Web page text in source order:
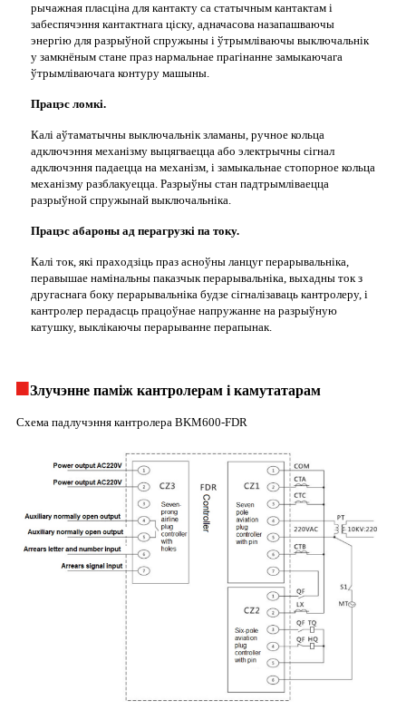
рычажная пласціна для кантакту са статычным кантактам і
забеспячэння кантактнага ціску, адначасова назапашваючы
энергію для разрыўной спружыны і ўтрымліваючы выключальнік
у замкнёным стане праз нармальнае прагінанне замыкаючага
ўтрымліваючага контуру машыны.
Працэс ломкі.
Калі аўтаматычны выключальнік зламаны, ручное кольца
адключэння механізму выцягваецца або электрычны сігнал
адключэння падаецца на механізм, і замыкальнае стопорное кольца
механізму разблакуецца. Разрыўны стан падтрымліваецца
разрыўной спружынай выключальніка.
Працэс абароны ад перагрузкі па току.
Калі ток, які праходзіць праз асноўны ланцуг перарывальніка,
перавышае намінальны паказчык перарывальніка, выхадны ток з
другаснага боку перарывальніка будзе сігналізаваць кантролеру, і
кантролер перадасць працоўнае напружанне на разрыўную
катушку, выклікаючы перарыванне перапынак.
Злучэнне паміж кантролерам і камутатарам
Схема падлучэння кантролера BKM600-FDR